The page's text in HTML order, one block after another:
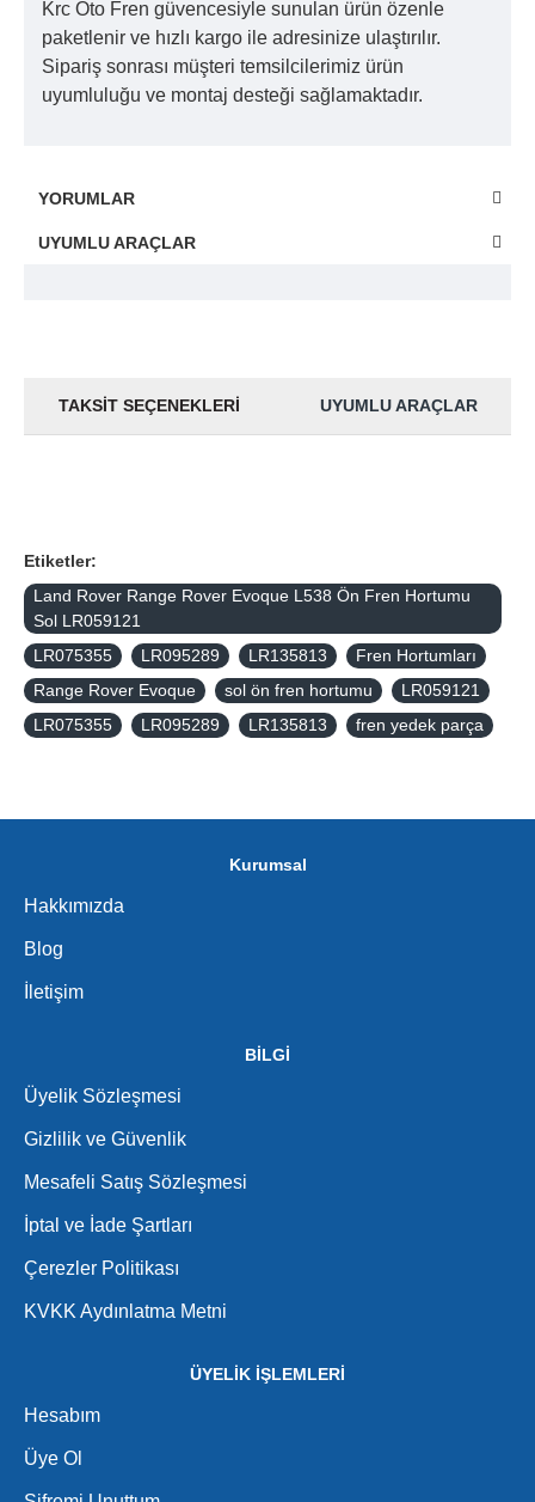
Krc Oto Fren güvencesiyle sunulan ürün özenle
paketlenir ve hızlı kargo ile adresinize ulaştırılır.
Sipariş sonrası müşteri temsilcilerimiz ürün
uyumluluğu ve montaj desteği sağlamaktadır.
YORUMLAR
UYUMLU ARAÇLAR
TAKSIT SEÇENEKLERI UYUMLU ARAÇLAR
Etiketler:
Land Rover Range Rover Evoque L538 Ön Fren Hortumu
Sol LR059121
LR075355
LR095289 LR135813
Fren Hortumları
Range Rover Evoque
sol ön fren hortumu
LR059121
LR075355
LR095289 LR135813 fren yedek parça
Kurumsal
Hakkımızda
Blog
İletişim
BİLGİ
Üyelik Sözleşmesi
Gizlilik ve Güvenlik
Mesafeli Satış Sözleşmesi
İptal ve İade Şartları
Çerezler Politikası
KVKK Aydınlatma Metni
ÜYELİK İŞLEMLERİ
Hesabım
Üye Ol